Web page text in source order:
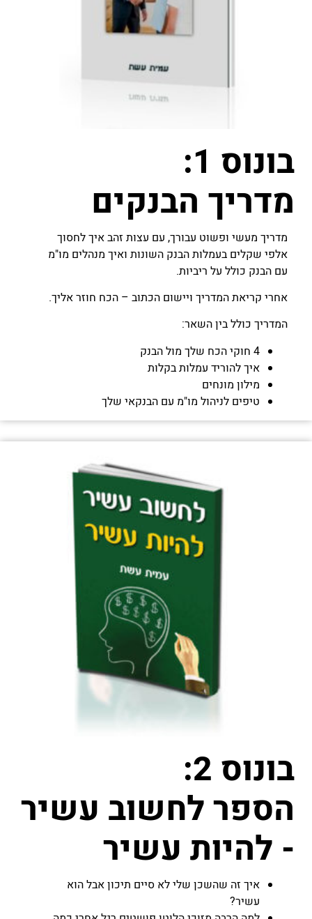
בונוס 1:
מדריך הבנקים
מדריך מעשי ופשוט עבורך, עם עצות זהב איך לחסוך
אלפי שקלים בעמלות הבנק השונות ואיך מנהלים מו"מ
עם הבנק כולל על ריביות.
אחרי קריאת המדריך ויישום הכתוב – הכח חוזר אליך.
המדריך כולל בין השאר:
4 חוקי הכח שלך מול הבנק
איך להוריד עמלות בקלות
מילון מונחים
טיפים לניהול מו"מ עם הבנקאי שלך
בונוס 2:
הספר לחשוב עשיר
- להיות עשיר
איך זה שהשכן שלי לא סיים תיכון אבל הוא
עשיר?